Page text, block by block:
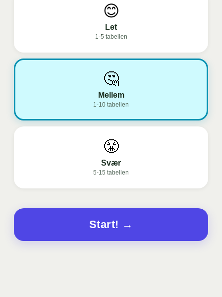
😊
Let
1-5 tabellen
🤔
Mellem
1-10 tabellen
😤
Svær
5-15 tabellen
Start! →